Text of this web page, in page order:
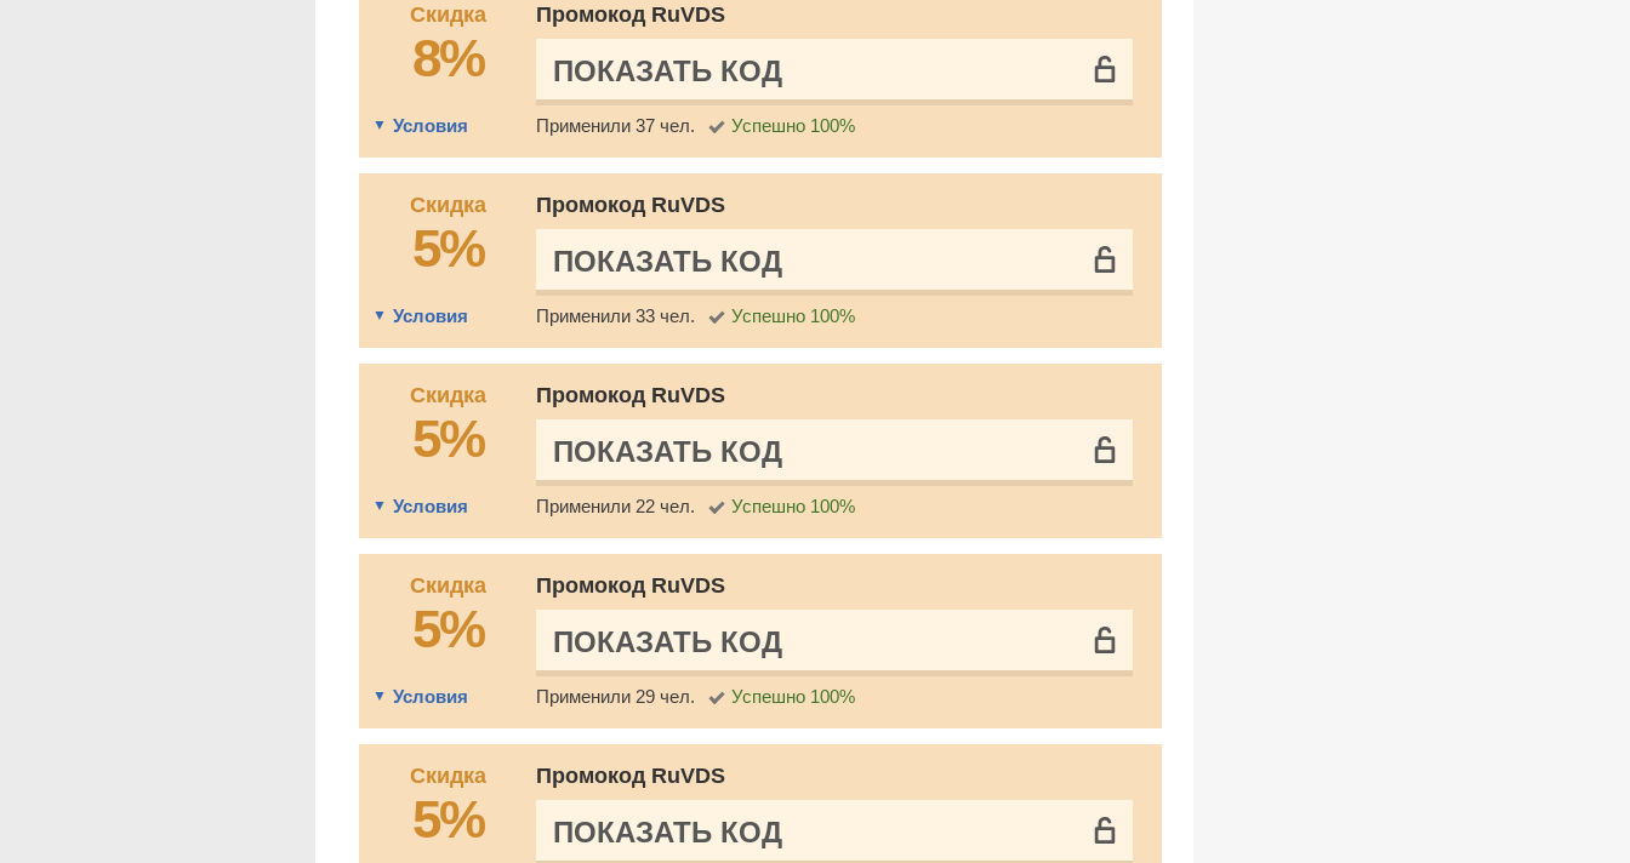
Скидка
8%
Промокод RuVDS
ПОКАЗАТЬ КОД
Условия Применили 37 чел. Успешно 100%
Скидка
5%
Промокод RuVDS
ПОКАЗАТЬ КОД
Условия Применили 33 чел. Успешно 100%
Скидка
5%
Промокод RuVDS
ПОКАЗАТЬ КОД
Условия Применили 22 чел. Успешно 100%
Скидка
5%
Промокод RuVDS
ПОКАЗАТЬ КОД
Условия Применили 29 чел. Успешно 100%
Скидка
5%
Промокод RuVDS
ПОКАЗАТЬ КОД